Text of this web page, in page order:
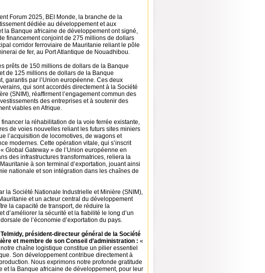
Forum 2025, BEI Monde, la branche de la
dédiée au développement et aux
la Banque africaine de développement ont signé,
financement conjoint de 275 millions de dollars
corridor ferroviaire de Mauritanie reliant le pôle
de fer, au Port Atlantique de Nouadhibou.
prêts de 150 millions de dollars de la Banque
de 125 millions de dollars de la Banque
garantis par l’Union européenne. Ces deux
qui sont accordés directement à la Société
(SNIM), réaffirment l’engagement commun des
des entreprises et à soutenir des
viables en Afrique.
la réhabilitation de la voie ferrée existante,
de voies nouvelles reliant les futurs sites miniers
l’acquisition de locomotives, de wagons et
modernes. Cette opération vitale, qui s’inscrit
Global Gateway » de l’Union européenne en
des infrastructures transformatrices, reliera la
à son terminal d’exportation, jouant ainsi
nationale et son intégration dans les chaînes de
la Société Nationale Industrielle et Minière (SNIM),
et un acteur central du développement
la capacité de transport, de réduire la
d’améliorer la sécurité et la fiabilité le long d’un
de l’économie d’exportation du pays.
Telmidy, président-directeur général de la Société
et membre de son Conseil d’administration : «
chaîne logistique constitue un pilier essentiel
Son développement contribue directement à
Nous exprimons notre profonde gratitude
et la Banque africaine de développement, pour leur